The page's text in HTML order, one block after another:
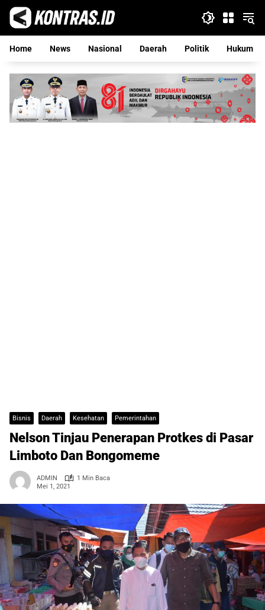
Langsung
konten
Home
News Nasional Daerah Politik Hukum
Bisnis Daerah Kesehatan Pemerintahan
Nelson Tinjau Penerapan Protkes di Pasar
Limboto Dan Bongomeme
ADMIN
1 Min Baca
Mei 1, 2021